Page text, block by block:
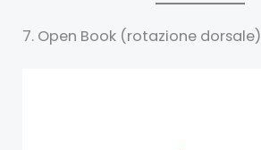
7. Open Book (rotazione dorsale)